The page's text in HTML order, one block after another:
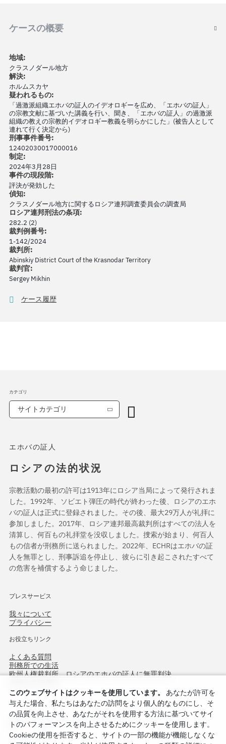
ケースの概要
地域:
クラスノダール地方
解決:
ホルムスカヤ
疑われるもの:
「過激派組織エホバの証人のイデオロギーを広め、「エホバの証人」
の宗教文献に基づいた講義を行い、聞き、「エホバの証人」の過激派
組織の教えの宗教的イデオロギー教義を明らかにした」(被告人として
連れて行く決定から)
刑事事件番号:
12402030017000016
制定:
2024年3月28日
事件の現段階:
評決が発効した
偵知:
クラスノダール地方に関するロシア連邦調査委員会の調査局
ロシア連邦刑法の条項:
282.2 (2)
裁判例番号:
1-142/2024
裁判所:
Abinskiy District Court of the Krasnodar Territory
裁判官:
Sergey Mikhin
ケース履歴
エホバの証人
ロシアの法的状況
宗教活動の最初の許可は1913年にロシア当局によって発行されま
した。1992年、ソビエト弾圧の時代が終わった後、ロシアのエホ
バの証人は正式に登録されました。その後、最大29万人が礼拝に
参加しました。2017年、ロシア連邦最高裁判所はすべての法人を
清算し、何百もの礼拝堂を没収しました。捜索が始まり、何百人
もの信者が刑務所に送られました。2022年、ECHRはエホバの証
人を無罪とし、刑事訴追を停止し、彼らに引き起こされたすべて
の危害を補償するよう命じました。
プレスサービス
我々について
プライバシー
お役立ちリンク
よくある質問
刑務所での生活
欧州人権裁判所、ロシアのエホバの証人に無罪判決
カテゴリ
サイトカテゴリ
このウェブサイトはクッキーを使用しています。
あなたが許可を
与えた場合、私たちはあなたの訪問をより個人的なものにし、そ
の品質を向上させ、あなたがそれを使用する方法に基づいてサイ
トのパフォーマンスを向上させるためにクッキーを使用します。
Cookieの使用を拒否すると、サイトの一部の機能が機能しなくな